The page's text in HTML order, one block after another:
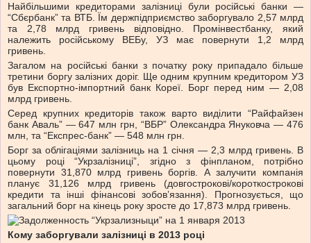
Найбільшими кредиторами залізниці були російські банки —
“Сбєрбанк” та ВТБ. Їм держпідприємство заборгувало 2,57 млрд
та 2,78 млрд гривень відповідно. Промінвестбанку, який
належить російському ВЕБу, УЗ має повернути 1,2 млрд
гривень.
Загалом на російські банки з початку року припадало більше
третини боргу залізних доріг. Ще одним крупним кредитором УЗ
був Експортно-імпортний банк Кореї. Борг перед ним — 2,08
млрд гривень.
Серед крупних кредиторів також варто виділити “Райфайзен
банк Аваль” — 647 млн грн, “ВБР” Олександра Януковча — 476
млн, та “Експрес-банк” — 548 млн грн.
Борг за облігаціями залізниць на 1 січня — 2,3 млрд гривень. В
цьому році “Укрзалізниці”, згідно з фінпланом, потрібно
повернути 31,870 млрд гривень боргів. А залучити компанія
планує 31,126 млрд гривень (довгострокові/короткострокові
кредити та інші фінансові зобов’язання). Прогнозується, що
загальний борг на кінець року зросте до 17,873 млрд гривень.
Кому заборгували залізниці в 2013 році